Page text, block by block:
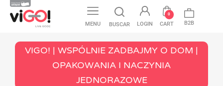
MENU BUSCAR LOGIN CART
0
B2B
VIGO! | WSPÓLNIE ZADBAJMY O DOM |
OPAKOWANIA I NACZYNIA
JEDNORAZOWE